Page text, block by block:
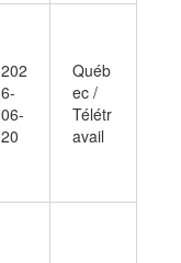
202
6-
06-
20
Québ
ec /
Télétr
avail